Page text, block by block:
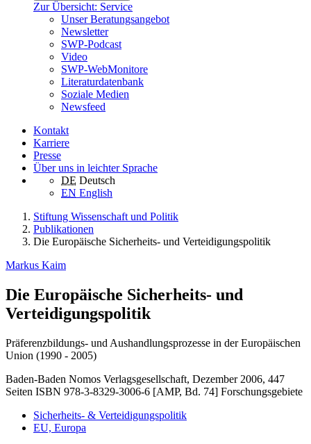
Zur Übersicht: Service
Unser Beratungsangebot
Newsletter
SWP-Podcast
Video
SWP-WebMonitore
Literaturdatenbank
Soziale Medien
Newsfeed
Kontakt
Karriere
Presse
Über uns in leichter Sprache
DE Deutsch
EN English
Stiftung Wissenschaft und Politik
Publikationen
Die Europäische Sicherheits- und Verteidigungspolitik
Markus Kaim
Die Europäische Sicherheits- und
Verteidigungspolitik
Präferenzbildungs- und Aushandlungsprozesse in der Europäischen
Union (1990 - 2005)
Baden-Baden Nomos Verlagsgesellschaft, Dezember 2006, 447
Seiten ISBN 978-3-8329-3006-6 [AMP, Bd. 74] Forschungsgebiete
Sicherheits- & Verteidigungspolitik
EU, Europa